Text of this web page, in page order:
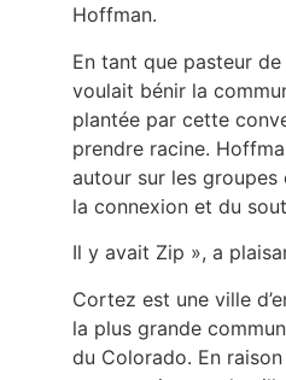
Hoffman.
En tant que pasteur
voulait bénir la
plantée par cette
prendre racine.
autour sur les
la connexion et du
Il y avait Zip », a
Cortez est une ville
la plus grande
du Colorado. En